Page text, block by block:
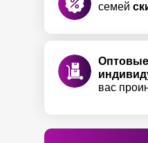
семей
вас